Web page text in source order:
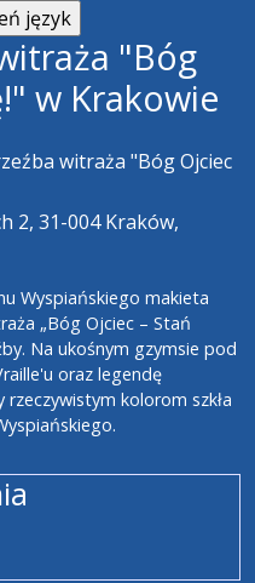
"Bóg
w Krakowie
witraża "Bóg Ojciec
2, 31-004 Kraków,
Wyspiańskiego makieta
„Bóg Ojciec – Stań
Na ukośnym gzymsie pod
oraz legendę
kolorom szkła